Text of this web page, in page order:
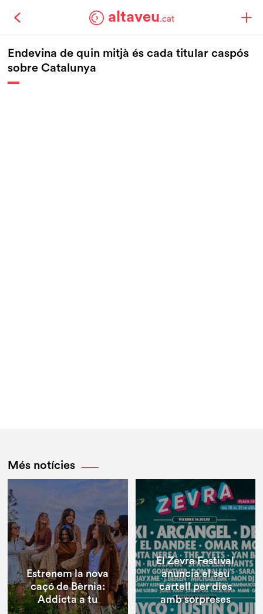
altaveu.cat
Endevina de quin mitjà és cada titular caspós
sobre Catalunya
Més notícies
Estrenem la nova
caçó de Bèrnia:
Addicta a tu
El Zevra Festival
anuncia el seu
cartell per dies
amb sorpreses